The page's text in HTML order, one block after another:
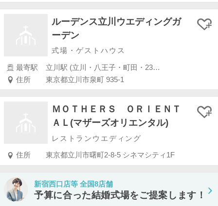
ルーデンス立川ウエディングガ
ーデン
式場・ゲストハウス
最寄駅
立川駅 (立川・八王子・町田・23区外)
住所
東京都立川市泉町 935-1
ＭＯＴＨＥＲＳ ＯＲＩＥＮＴ
ＡＬ(マザーズオリエンタル)
レストランウエディング
住所 東京都立川市曙町2-8-5 シネマシティ1F
新宿西口店等 全国8店舗
予算に合った結婚式場をご提案します！